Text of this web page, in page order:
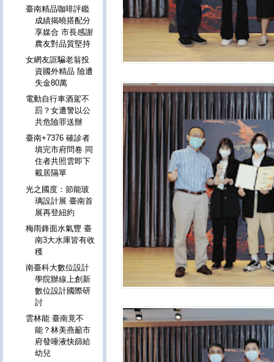
臺南精品咖啡評鑑
成績揭曉搭配分
享媒合 市長感謝
農友對品質堅持
女網友誆騙老翁投
資國外精品 險遭
失金80萬
電動自行車酒駕不
罰？女遭警以公
共危險罪送辦
臺南+7376 確診者
填完市府問卷 同
住者共照雲即下
載居隔單
光之國度：節能玻
璃設計展 臺南首
展再登紐約
梅雨鋒面水氣豐 臺
南3大水庫皆有收
穫
南臺科大數位設計
學院辦線上創新
數位設計國際研
討
雲林能 臺南竟不
能？林美燕籲市
府發唾液快篩給
幼兒